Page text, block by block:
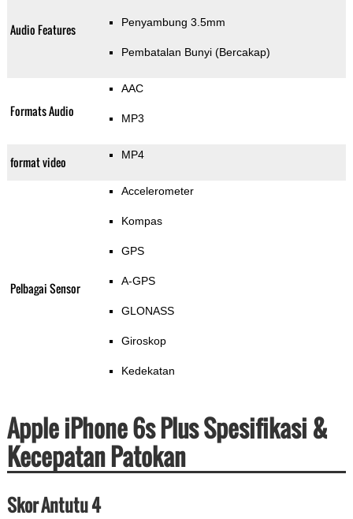
Audio Features Penyambung 3.5mm
Pembatalan Bunyi (Bercakap)
Formats Audio
AAC
MP3
format video MP4
Pelbagai Sensor
Accelerometer
Kompas
GPS
A-GPS
GLONASS
Giroskop
Kedekatan
Apple iPhone 6s Plus Spesifikasi &
Kecepatan Patokan
Skor Antutu 4